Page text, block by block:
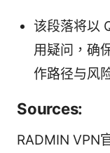
该段落将以
用疑问，确
作路径与风
Sources:
RADMIN VPN